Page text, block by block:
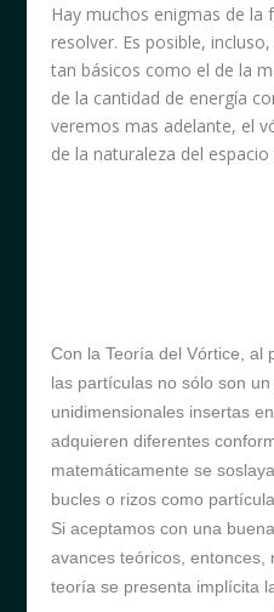
Hay muchos enigmas de la
resolver. Es posible,
tan básicos como el de la
de la cantidad de energía
veremos mas adelante, el
de la naturaleza del
Con la Teoría del Vórtice, al
las partículas no sólo son
unidimensionales insertas
adquieren diferentes
matemáticamente se
bucles o rizos como
Si aceptamos con una
avances teóricos,
teoría se presenta implícita